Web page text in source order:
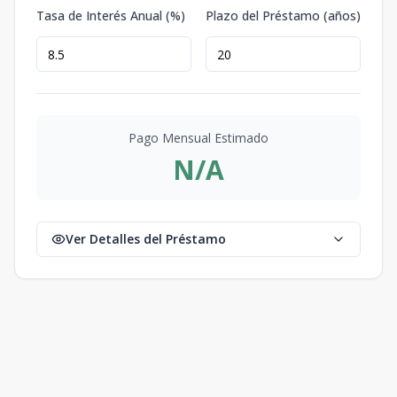
Tasa de Interés Anual (%) Plazo del Préstamo (años)
Pago Mensual Estimado
N/A
Ver Detalles del Préstamo